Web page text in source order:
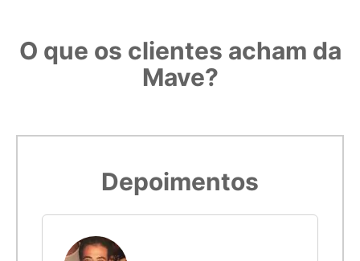
O que os clientes acham da
Mave?
Depoimentos